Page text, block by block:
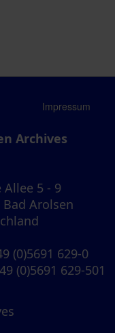
Impressum
Archives
Allee 5 - 9
Bad Arolsen
(0)5691 629-0
(0)5691 629-501